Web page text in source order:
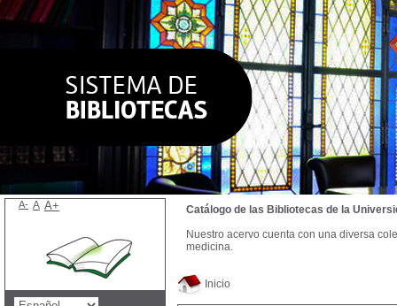
Inicio
Catálogo de las Bibliotecas de la
Nuestro acervo cuenta con una diversa
medicina.
A- A A+